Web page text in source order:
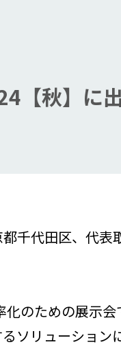
【秋】に
千代田区、代表
のための展示
ソリューション